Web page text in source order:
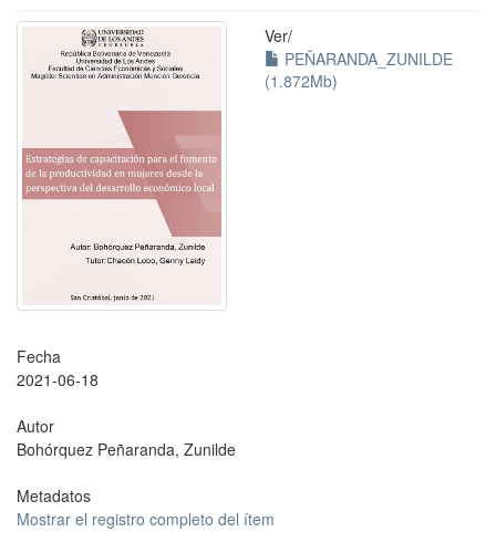
Ver/
PEÑARANDA_ZUNILDE
(1.872Mb)
Fecha
2021-06-18
Autor
Bohórquez Peñaranda, Zunilde
Metadatos
Mostrar el registro completo del ítem